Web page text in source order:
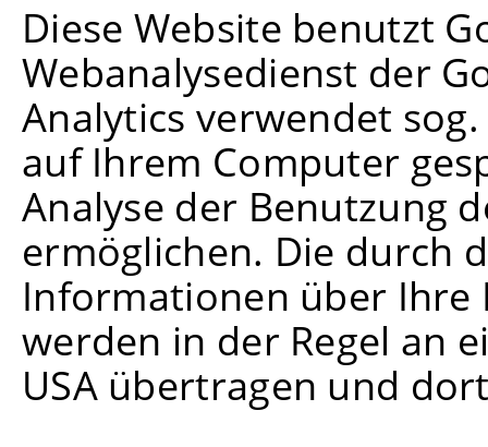
Diese Website benutzt
Webanalysedienst der
Analytics verwendet sog.
auf Ihrem Computer
Analyse der Benutzung
ermöglichen. Die durch
Informationen über Ihre
werden in der Regel an
USA übertragen und